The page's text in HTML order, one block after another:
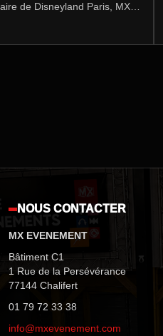
de Disneyland Paris, MX
NOUS CONTACTER
MX EVENEMENT
Bâtiment C1
1 Rue de la Persévérance
77144 Chalifert
01 79 72 33 38
info@mxevenement.com